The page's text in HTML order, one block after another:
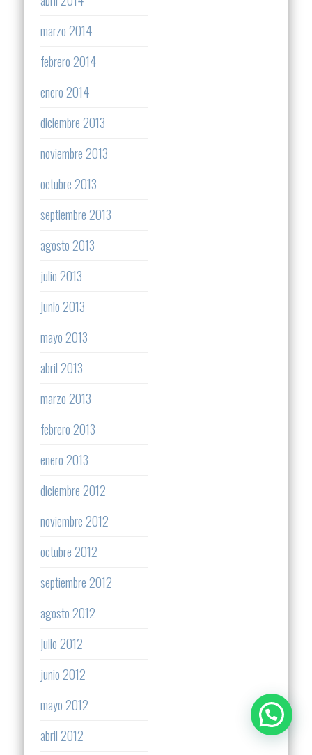
marzo 2014
febrero 2014
enero 2014
diciembre 2013
noviembre 2013
octubre 2013
septiembre 2013
agosto 2013
julio 2013
junio 2013
mayo 2013
abril 2013
marzo 2013
febrero 2013
enero 2013
diciembre 2012
noviembre 2012
octubre 2012
septiembre 2012
agosto 2012
julio 2012
junio 2012
mayo 2012
abril 2012